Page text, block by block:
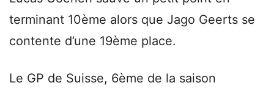
terminant 10ème alors que Jago Geerts se
contente d’une 19ème place.
Le GP de Suisse, 6ème de la saison